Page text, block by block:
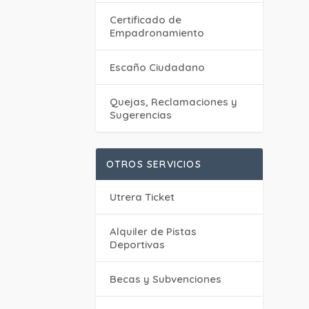
Certificado de
Empadronamiento
Escaño Ciudadano
Quejas, Reclamaciones y
Sugerencias
OTROS SERVICIOS
Utrera Ticket
Alquiler de Pistas
Deportivas
Becas y Subvenciones